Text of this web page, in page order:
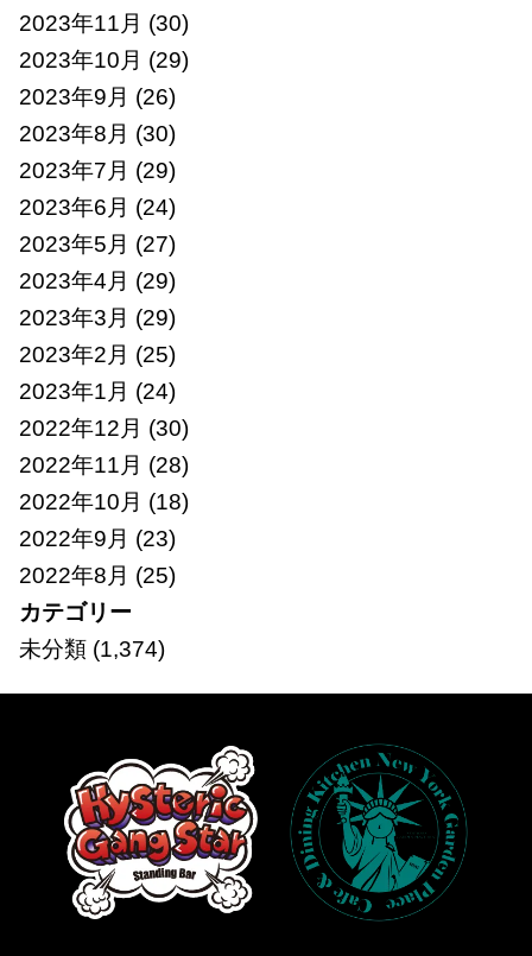
2023年11月 (30)
2023年10月 (29)
2023年9月 (26)
2023年8月 (30)
2023年7月 (29)
2023年6月 (24)
2023年5月 (27)
2023年4月 (29)
2023年3月 (29)
2023年2月 (25)
2023年1月 (24)
2022年12月 (30)
2022年11月 (28)
2022年10月 (18)
2022年9月 (23)
2022年8月 (25)
カテゴリー
未分類(1,374)